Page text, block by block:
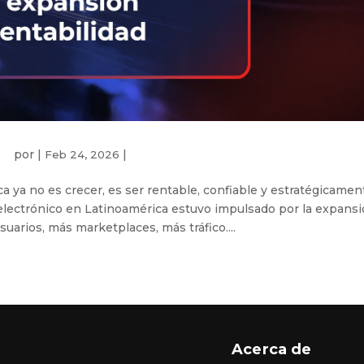
por | Feb 24, 2026 |
ya no es crecer, es ser rentable, confiable y
en Latinoamérica estuvo impulsado por la
más marketplaces, más tráfico....
Acerca de